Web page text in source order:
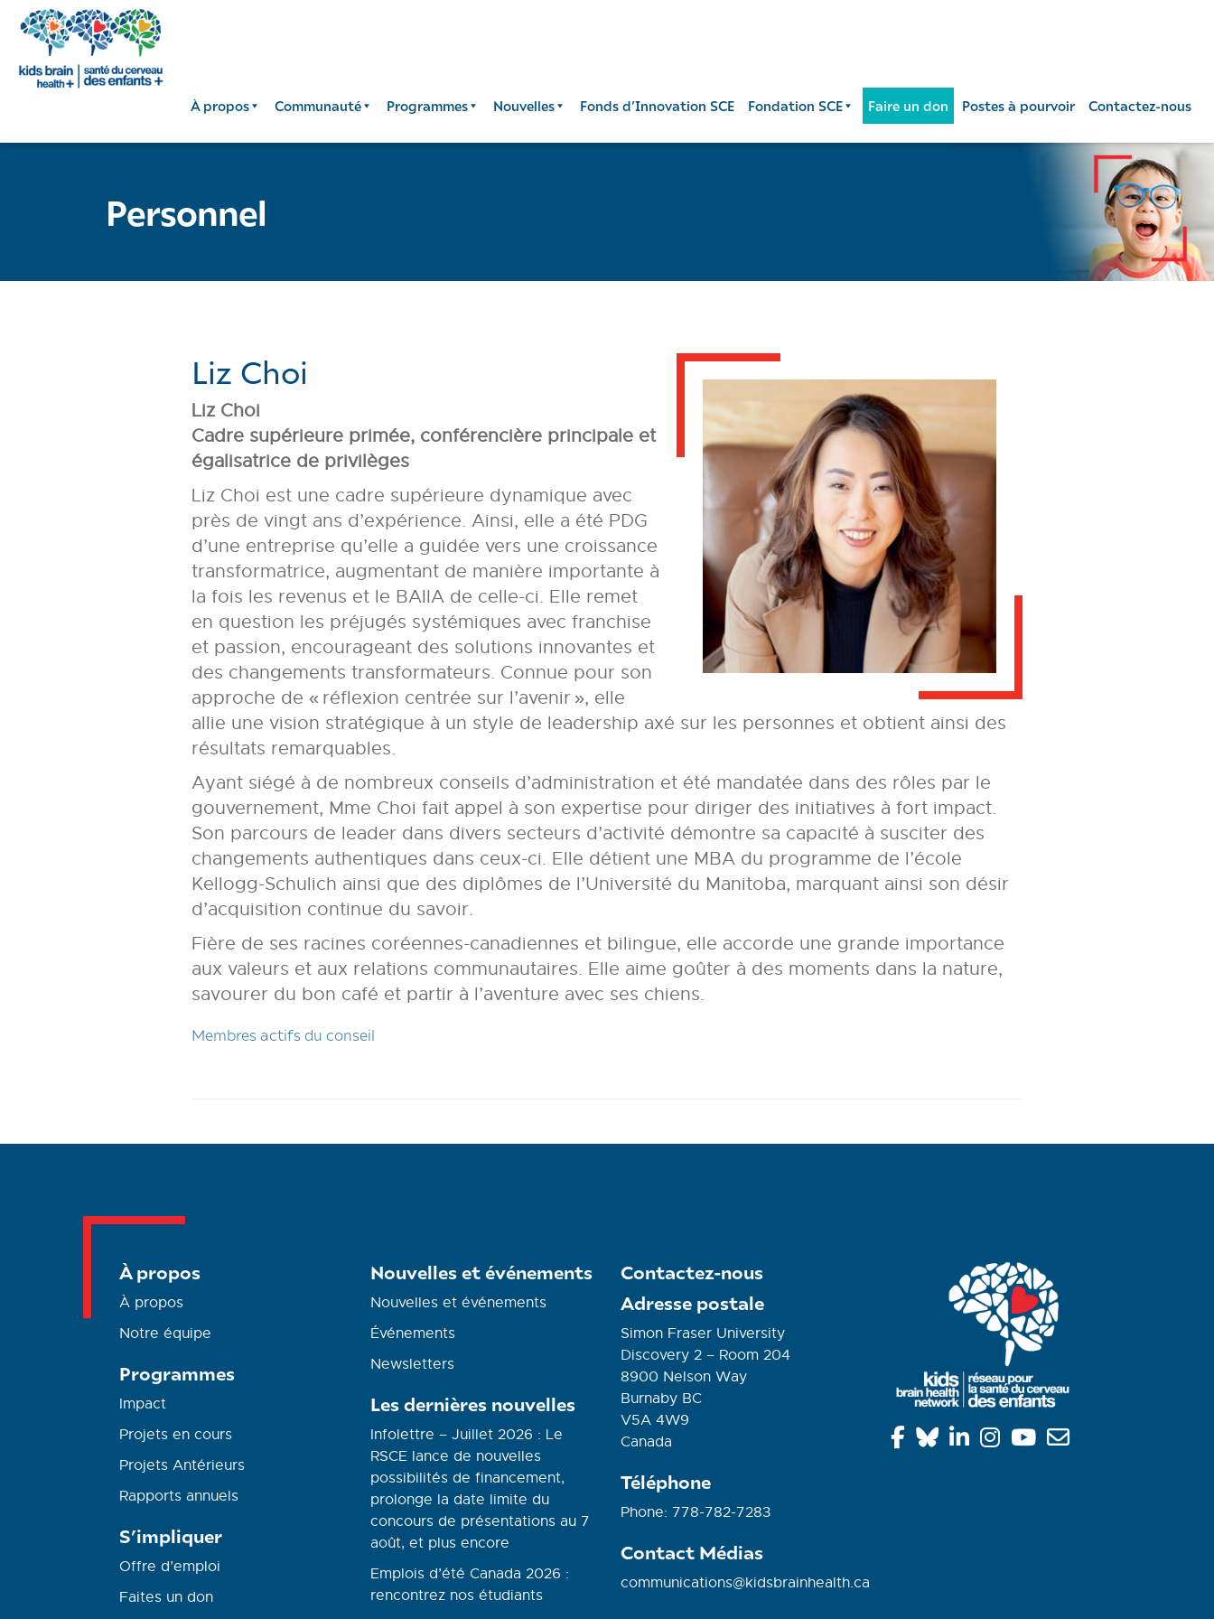
À propos Communauté Programmes Nouvelles Fonds d’Innovation SCE Fondation SCE Faire un don Postes à pourvoir Contactez-nous
Personnel
Liz Choi
Liz Choi
Cadre supérieure primée, conférencière principale et
égalisatrice de privilèges
Liz Choi est une cadre supérieure dynamique avec
près de vingt ans d’expérience. Ainsi, elle a été PDG
d’une entreprise qu’elle a guidée vers une croissance
transformatrice, augmentant de manière importante à
la fois les revenus et le BAIIA de celle-ci. Elle remet
en question les préjugés systémiques avec franchise
et passion, encourageant des solutions innovantes et
des changements transformateurs. Connue pour son
approche de « réflexion centrée sur l’avenir », elle
allie une vision stratégique à un style de leadership axé sur les personnes et obtient ainsi des
résultats remarquables.
Ayant siégé à de nombreux conseils d’administration et été mandatée dans des rôles par le
gouvernement, Mme Choi fait appel à son expertise pour diriger des initiatives à fort impact.
Son parcours de leader dans divers secteurs d’activité démontre sa capacité à susciter des
changements authentiques dans ceux-ci. Elle détient une MBA du programme de l’école
Kellogg-Schulich ainsi que des diplômes de l’Université du Manitoba, marquant ainsi son désir
d’acquisition continue du savoir.
Fière de ses racines coréennes-canadiennes et bilingue, elle accorde une grande importance
aux valeurs et aux relations communautaires. Elle aime goûter à des moments dans la nature,
savourer du bon café et partir à l’aventure avec ses chiens.
Membres actifs du conseil
À propos
À propos
Notre équipe
Programmes
Impact
Projets en cours
Projets Antérieurs
Rapports annuels
S’impliquer
Offre d’emploi
Faites un don
Nouvelles et événements
Nouvelles et événements
Événements
Newsletters
Les dernières nouvelles
Infolettre – Juillet 2026 : Le
RSCE lance de nouvelles
possibilités de financement,
prolonge la date limite du
concours de présentations au 7
août, et plus encore
Emplois d’été Canada 2026 :
rencontrez nos étudiants
Contactez-nous
Adresse postale
Simon Fraser University
Discovery 2 – Room 204
8900 Nelson Way
Burnaby BC
V5A 4W9
Canada
Téléphone
Phone: 778-782-7283
Contact Médias
communications@kidsbrainhealth.ca